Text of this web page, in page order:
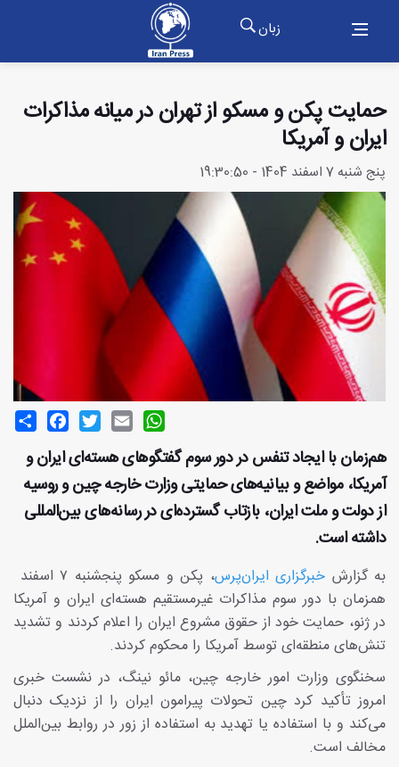
زبان
حمایت پکن و مسکو از تهران در میانه مذاکرات
ایران و آمریکا
پنج شنبه 7 اسفند 1404 - 19:30:50
Share
FacebookTwitterEmail
WhatsApp
هم‌زمان با ایجاد تنفس در دور سوم گفتگوهای هسته‌ای ایران و
آمریکا، مواضع و بیانیه‌های حمایتی وزارت خارجه چین و روسیه
از دولت و ملت ایران، بازتاب گسترده‌ای در رسانه‌های بین‌المللی
داشته است.
به گزارش خبرگزاری ایران‌پرس
، پکن و مسکو پنجشنبه ۷ اسفند
همزمان با دور سوم مذاکرات غیرمستقیم هسته‌ای ایران و آمریکا
در ژنو، حمایت خود از حقوق مشروع ایران را اعلام کردند و تشدید
تنش‌های منطقه‌ای توسط آمریکا را محکوم کردند.
سخنگوی وزارت امور خارجه چین، مائو نینگ، در نشست خبری
امروز تأکید کرد چین تحولات پیرامون ایران را از نزدیک دنبال
می‌کند و با استفاده یا تهدید به استفاده از زور در روابط بین‌الملل
مخالف است.